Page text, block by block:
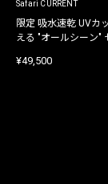
Safari CURRENT
限定 吸水速乾 UVカ
える "オールシーン"
¥49,500